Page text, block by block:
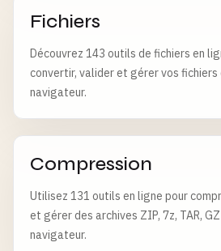
Fichiers
Découvrez 143 outils de fichiers en
convertir, valider et gérer vos fichiers
navigateur.
Compression
Utilisez 131 outils en ligne pour
et gérer des archives ZIP, 7z, TAR,
navigateur.